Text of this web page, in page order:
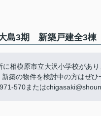
島3期 新築戸建全3
に相模原市立大沢小学校があ
新築の物件を検討中の方はぜ
570または